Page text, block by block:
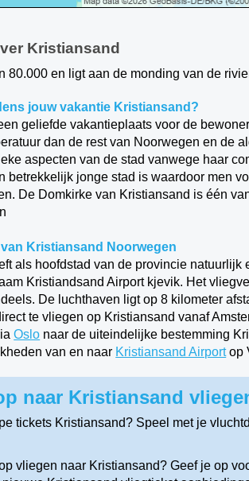
Kristiansand
80.000 en ligt aan de monding van de
jouw vakantie Kristiansand?
geliefde vakantieplaats voor de
dan de rest van Noorwegen en de
aspecten van de stad vanwege haar
betrekkelijk jonge stad is waardoor men
De Domkirke van Kristiansand is één
Kristiansand Noorwegen
als hoofdstad van de provincie
Kristiandsand Airport kjevik. Het
De luchthaven ligt op 8 kilometer
te vliegen op Kristiansand vanaf
Oslo naar de uiteindelijke bestemming
van en naar Kristiansand Airportop
naar Kristiansand
tickets Kristiansand? Speel met je
vliegen naar Kristiansand? Geef je op